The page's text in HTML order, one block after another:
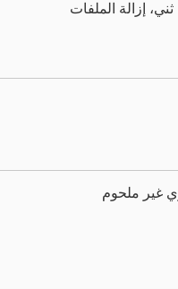
إزالة الملفات
غير ملحوم